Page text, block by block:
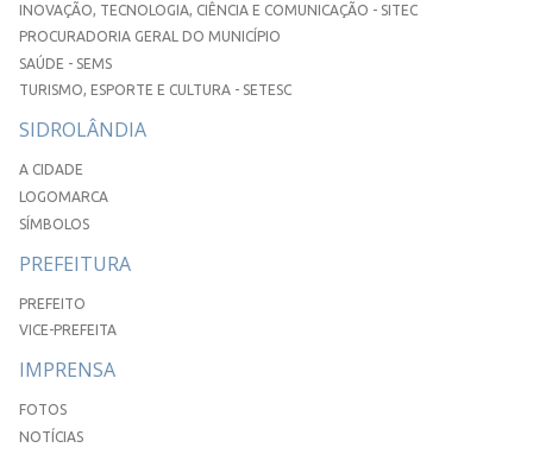
INOVAÇÃO, TECNOLOGIA, CIÊNCIA E COMUNICAÇÃO - SITEC
PROCURADORIA GERAL DO MUNICÍPIO
SAÚDE - SEMS
TURISMO, ESPORTE E CULTURA - SETESC
SIDROLÂNDIA
A CIDADE
LOGOMARCA
SÍMBOLOS
PREFEITURA
PREFEITO
VICE-PREFEITA
IMPRENSA
FOTOS
NOTÍCIAS